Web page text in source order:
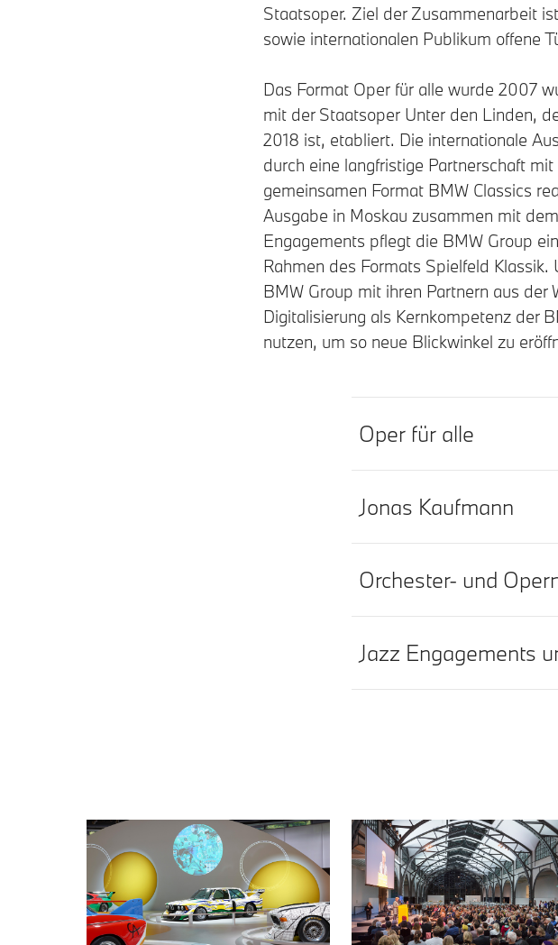
Staatsoper. Ziel der Zusammenarbeit
sowie internationalen Publikum offene
Das Format Oper für alle wurde 2007
mit der Staatsoper Unter den Linden,
2018 ist, etabliert. Die internationale
durch eine langfristige Partnerschaft
gemeinsamen Format BMW Classics
Ausgabe in Moskau zusammen mit
Engagements pflegt die BMW Group
Rahmen des Formats Spielfeld
BMW Group mit ihren Partnern aus der
Digitalisierung als Kernkompetenz der
nutzen, um so neue Blickwinkel zu
Oper für alle
Jonas Kaufmann
Orchester- und
Jazz Engagements